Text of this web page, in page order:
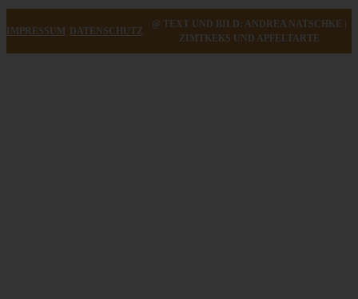
IMPRESSUM DATENSCHUTZ
@ TEXT UND BILD: ANDREA NATSCHKE |
ZIMTKEKS UND APFELTARTE